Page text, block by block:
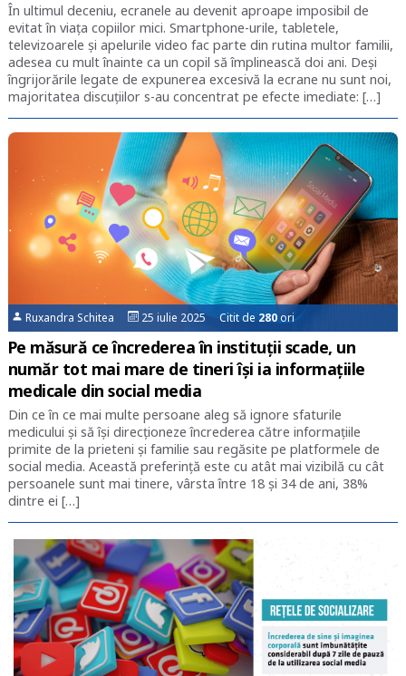
În ultimul deceniu, ecranele au devenit aproape imposibil de
evitat în viața copiilor mici. Smartphone-urile, tabletele,
televizoarele și apelurile video fac parte din rutina multor familii,
adesea cu mult înainte ca un copil să împlinească doi ani. Deși
îngrijorările legate de expunerea excesivă la ecrane nu sunt noi,
majoritatea discuțiilor s-au concentrat pe efecte imediate: […]
Ruxandra Schitea 25 iulie 2025 Citit de280ori
Pe măsură ce încrederea în instituții scade, un
număr tot mai mare de tineri își ia informațiile
medicale din social media
Din ce în ce mai multe persoane aleg să ignore sfaturile
medicului și să își direcționeze încrederea către informațiile
primite de la prieteni și familie sau regăsite pe platformele de
social media. Această preferință este cu atât mai vizibilă cu cât
persoanele sunt mai tinere, vârsta între 18 și 34 de ani, 38%
dintre ei […]